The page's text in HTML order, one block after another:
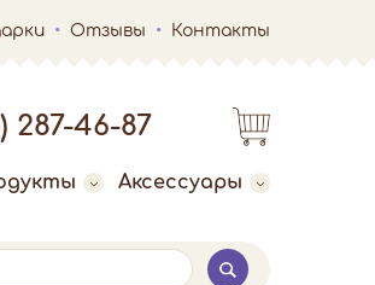
Отзывы Контакты
287-46-87
Аксессуары